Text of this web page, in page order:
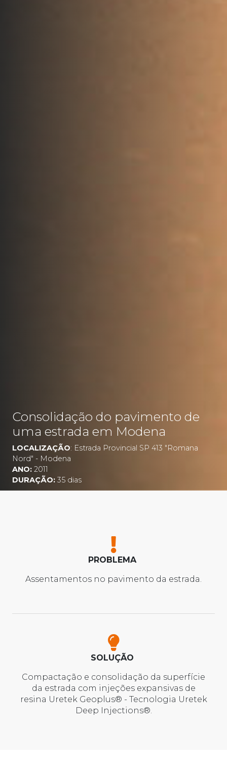
Consolidação do pavimento de
uma estrada em Modena
LOCALIZAÇÃO: Estrada Provincial SP 413 "Romana
Nord" - Modena
ANO: 2011
DURAÇÃO: 35 dias
PROBLEMA
Assentamentos no pavimento da estrada.
SOLUÇÃO
Compactação e consolidação da superfície
da estrada com injeções expansivas de
resina Uretek Geoplus® - Tecnologia Uretek
Deep Injections®.